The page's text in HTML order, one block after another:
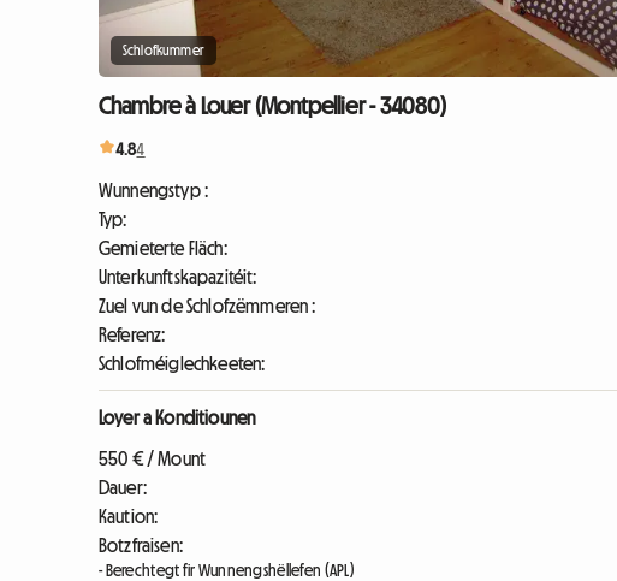
Schlofkummer
Chambre à Louer (Montpellier - 34080)
4.84
Wunnengstyp :
Typ:
Gemieterte Fläch:
Unterkunftskapazitéit:
Zuel vun de Schlofzëmmeren :
Referenz:
Schlofméiglechkeeten:
Loyer a Konditiounen
550 € / Mount
Dauer:
Kaution:
Botzfraisen:
- Berechtegt fir Wunnengshëllefen (APL)